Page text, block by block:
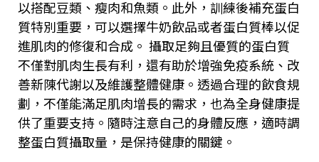
以搭配豆類、瘦肉和魚類。此外，訓練後補充蛋白
質特別重要，可以選擇牛奶飲品或者蛋白質棒以促
進肌肉的修復和合成。 攝取足夠且優質的蛋白質
不僅對肌肉生長有利，還有助於增強免疫系統、改
善新陳代謝以及維護整體健康。透過合理的飲食規
劃，不僅能滿足肌肉增長的需求，也為全身健康提
供了重要支持。隨時注意自己的身體反應，適時調
整蛋白質攝取量，是保持健康的關鍵。